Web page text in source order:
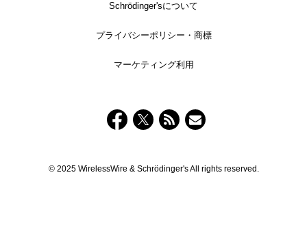
Schrödinger'sについて
プライバシーポリシー・商標
マーケティング利用
© 2025 WirelessWire & Schrödinger's All rights reserved.